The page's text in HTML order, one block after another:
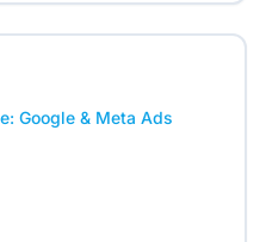
Google & Meta Ads